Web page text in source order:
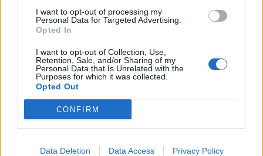
I want to opt-out of processing my
Personal Data for Targeted Advertising.
Opted In
I want to opt-out of Collection, Use,
Retention, Sale, and/or Sharing of my
Personal Data that Is Unrelated with the
Purposes for which it was collected.
Opted Out
CONFIRM
Data Deletion Data Access Privacy Policy
τους, ο Χορευτικός Όμιλος Σκάλας, ο Χορευτικός
Σύλλογος «ΚΥΨΕΛΗ» (Χορού και Πολιτισμού),
Κροκεών, ο Πολιτιστικός Σύλλογος Δαφνίου και
Αντιπροσωπεία του Χορευτικού Συλλόγου
Μάνης.